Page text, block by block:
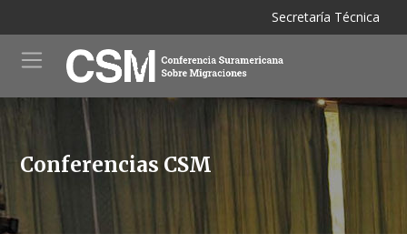
al
contenido
principal
Secretaría Técnica
Conferencias CSM